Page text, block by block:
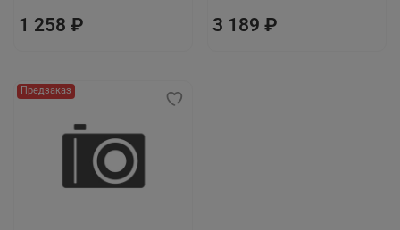
1 258 ₽ 3 189 ₽
Предзаказ